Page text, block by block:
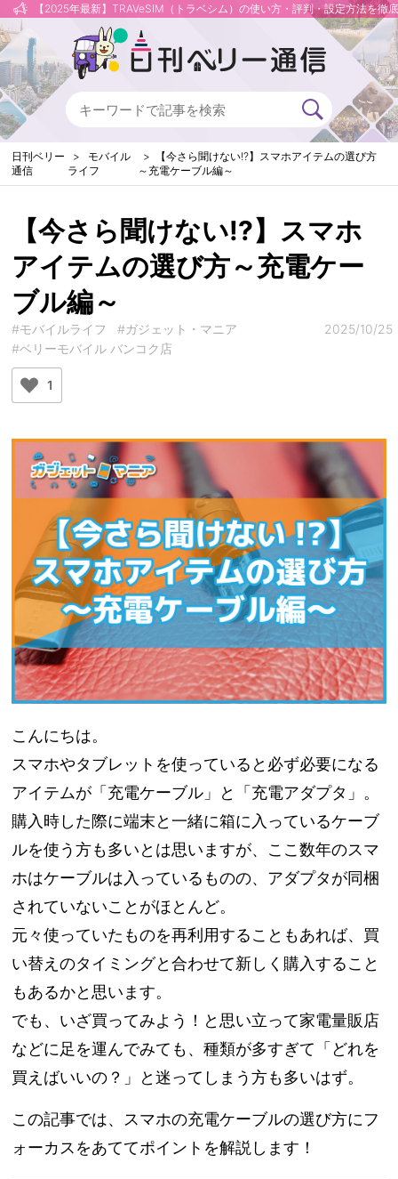
【2025年最新】TRAVeSIM（トラベシム）の使い方・評判・設定方法を徹
日刊ベリー
通信
モバイル
ライフ
【今さら聞けない!?】スマホアイテムの選び方
～充電ケーブル編～
【今さら聞けない!?】スマホ
アイテムの選び方～充電ケー
ブル編～
#モバイルライフ
#ガジェット・マニア
#ベリーモバイル バンコク店
2025/10/25
1
こんにちは。
スマホやタブレットを使っていると必ず必要になる
アイテムが「充電ケーブル」と「充電アダプタ」。
購入時した際に端末と一緒に箱に入っているケーブ
ルを使う方も多いとは思いますが、ここ数年のスマ
ホはケーブルは入っているものの、アダプタが同梱
されていないことがほとんど。
元々使っていたものを再利用することもあれば、買
い替えのタイミングと合わせて新しく購入すること
もあるかと思います。
でも、いざ買ってみよう！と思い立って家電量販店
などに足を運んでみても、種類が多すぎて「どれを
買えばいいの？」と迷ってしまう方も多いはず。
この記事では、スマホの充電ケーブルの選び方にフ
ォーカスをあててポイントを解説します！